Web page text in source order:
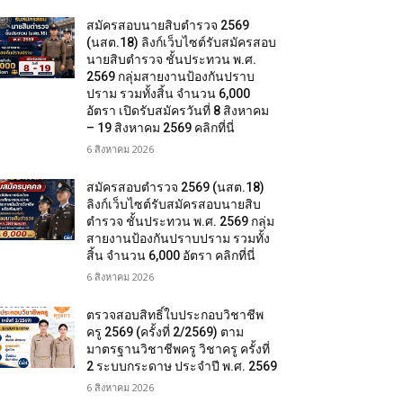
สมัครสอบนายสิบตำรวจ 2569
(นสต.18) ลิงก์เว็บไซต์รับสมัครสอบ
นายสิบตำรวจ ชั้นประทวน พ.ศ.
2569 กลุ่มสายงานป้องกันปราบ
ปราม รวมทั้งสิ้น จำนวน 6,000
อัตรา เปิดรับสมัครวันที่ 8 สิงหาคม
– 19 สิงหาคม 2569 คลิกที่นี่
6 สิงหาคม 2026
สมัครสอบตํารวจ 2569 (นสต.18)
ลิงก์เว็บไซต์รับสมัครสอบนายสิบ
ตำรวจ ชั้นประทวน พ.ศ. 2569 กลุ่ม
สายงานป้องกันปราบปราม รวมทั้ง
สิ้น จำนวน 6,000 อัตรา คลิกที่นี่
6 สิงหาคม 2026
ตรวจสอบสิทธิ์ใบประกอบวิชาชีพ
ครู 2569 (ครั้งที่ 2/2569) ตาม
มาตรฐานวิชาชีพครู วิชาครู ครั้งที่
2 ระบบกระดาษ ประจำปี พ.ศ. 2569
6 สิงหาคม 2026